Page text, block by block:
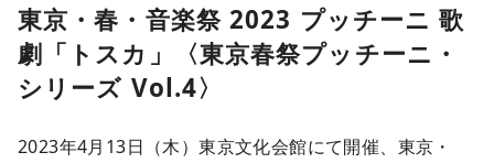
東京・春・音楽祭 2023 プッチーニ 歌
劇「トスカ」〈東京春祭プッチーニ・
シリーズ Vol.4〉
2023年4月13日（木）東京文化会館にて開催、東京・